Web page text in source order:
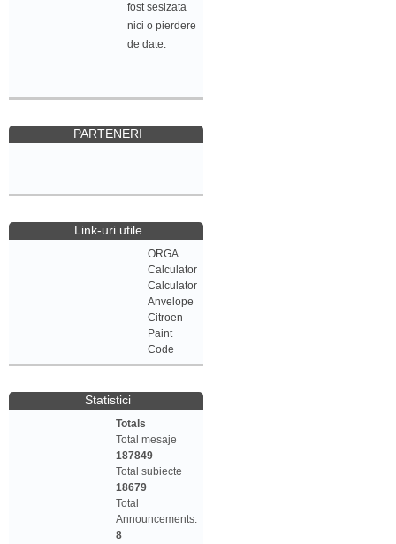
fost sesizata
nici o pierdere
de date.
PARTENERI
Link-uri utile
ORGA
Calculator
Calculator
Anvelope
Citroen
Paint
Code
Statistici
Totals
Total mesaje
187849
Total subiecte
18679
Total
Announcements:
8